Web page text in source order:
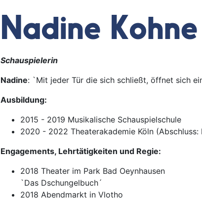
Nadine Kohne
Schauspielerin
Nadine: `Mit jeder Tür die sich schließt, öffnet sich
Ausbildung:
2015 - 2019 Musikalische Schauspielschule
2020 - 2022 Theaterakademie Köln (Abschluss:
Engagements, Lehrtätigkeiten und Regie:
2018 Theater im Park Bad Oeynhausen
`Das Dschungelbuch´
2018 Abendmarkt in Vlotho